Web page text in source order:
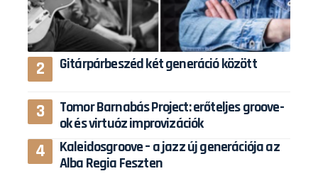
Gitárpárbeszéd két generáció között
Tomor Barnabás Project: erőteljes groove-
ok és virtuóz improvizációk
Kaleidosgroove – a jazz új generációja az
Alba Regia Feszten